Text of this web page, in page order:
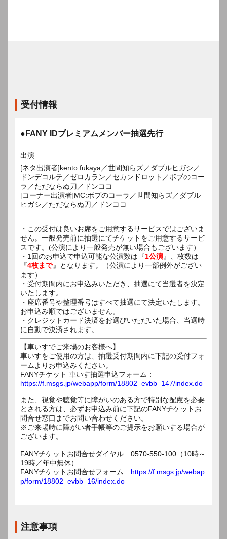
受付情報
●FANY IDプレミアムメンバー抽選先行
出演
[ネタ出演者]kento fukaya／世間知らズ／ダブルヒガシ／
ドンデコルテ／ゼロカラン／セカンドロット／ボブのコー
ラ／ただならぬ刀／ドンココ
[コーナー出演者]MC:ボブのコーラ／世間知らズ／ダブル
ヒガシ／ただならぬ刀／ドンココ
・この受付は良いお席をご用意するサービスではございま
せん。一般発売前に抽選にてチケットをご用意するサービ
スです。(公演により一般発売が無い場合もございます）
・1回のお申込で申込可能な公演数は『1公演』、枚数は
『4枚まで』となります。（公演により一部例外がござい
ます）
・受付期間内にお申込みいただき、抽選にて当選者を決定
いたします。
・座席番号や整理番号はすべて抽選にて決定いたします。
お申込み順ではございません。
・クレジットカード決済をお選びいただいた場合、当選時
に自動で決済されます。
【車いすでご来場のお客様へ】
車いすをご使用の方は、抽選受付期間内に下記の受付フォ
ームよりお申込みください。
FANYチケット 車いす抽選申込フォーム：
https://f.msgs.jp/webapp/form/18802_evbb_147/index.do
また、視覚や聴覚等に障がいのある方で特別な配慮を必要
とされる方は、必ずお申込み前に下記のFANYチケットお
問合せ窓口までお問い合わせください。
※ご来場時に障がい者手帳等のご提示をお願いする場合が
ございます。
FANYチケットお問合せダイヤル 0570-550-100（10時～
19時／年中無休）
FANYチケットお問合せフォーム https://f.msgs.jp/webap
p/form/18802_evbb_16/index.do
注意事項